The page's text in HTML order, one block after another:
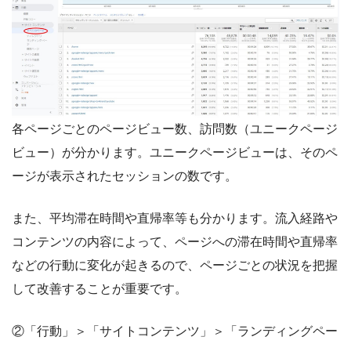
各ページごとのページビュー数、訪問数（ユニークページ
ビュー）が分かります。ユニークページビューは、そのペ
ージが表示されたセッションの数です。
また、平均滞在時間や直帰率等も分かります。流入経路や
コンテンツの内容によって、ページへの滞在時間や直帰率
などの行動に変化が起きるので、ページごとの状況を把握
して改善することが重要です。
②「行動」＞「サイトコンテンツ」＞「ランディングペー